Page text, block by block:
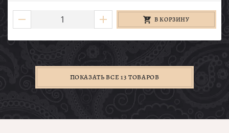
В КОРЗИНУ
ПОКАЗАТЬ ВСЕ 13 ТОВАРОВ